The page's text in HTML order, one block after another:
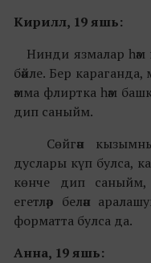
Кирилл, 19 яшь:
Нинди язмалар һәм
бәйле. Бер
әмма флиртка һәм
дип саныйм.
Сөйгән кызымның
дуслары күп булса,
көнче дип
егетләр белән
форматта булса да.
Анна, 19 яшь: